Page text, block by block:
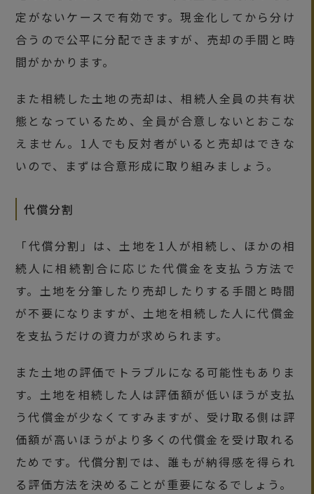
定がないケースで有効です。現金化してから分け
合うので公平に分配できますが、売却の手間と時
間がかかります。
また相続した土地の売却は、相続人全員の共有状
態となっているため、全員が合意しないとおこな
えません。1人でも反対者がいると売却はできな
いので、まずは合意形成に取り組みましょう。
代償分割
「代償分割」は、土地を1人が相続し、ほかの相
続人に相続割合に応じた代償金を支払う方法で
す。土地を分筆したり売却したりする手間と時間
が不要になりますが、土地を相続した人に代償金
を支払うだけの資力が求められます。
また土地の評価でトラブルになる可能性もありま
す。土地を相続した人は評価額が低いほうが支払
う代償金が少なくてすみますが、受け取る側は評
価額が高いほうがより多くの代償金を受け取れる
ためです。代償分割では、誰もが納得感を得られ
る評価方法を決めることが重要になるでしょう。